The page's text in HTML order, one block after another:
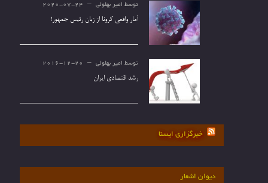
توسط امیر بهلولی 2020-07-24
آمار واقعی کرونا از زبان رئیس جمهور!
توسط امیر بهلولی 2016-12-20
رشد اقتصادی ایران
خبرگزاری ایسنا
دیوان اشعار